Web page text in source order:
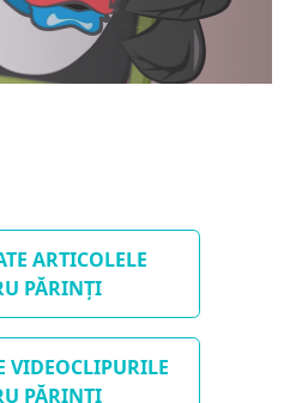
ARTICOLELE
PĂRINȚI
VIDEOCLIPURILE
PĂRINȚI